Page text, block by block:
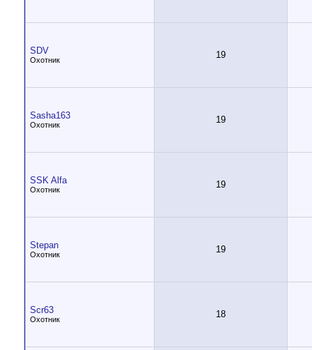
SDV
Охотник 19
Sasha163
Охотник 19
SSK Alfa
Охотник 19
Stepan
Охотник 19
Scr63
Охотник 18